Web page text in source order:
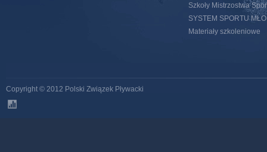
Szkoły Mistrzostwa
SYSTEM SPORTU
Materiały szkoleniowe
Copyright © 2012 Polski Związek Pływacki